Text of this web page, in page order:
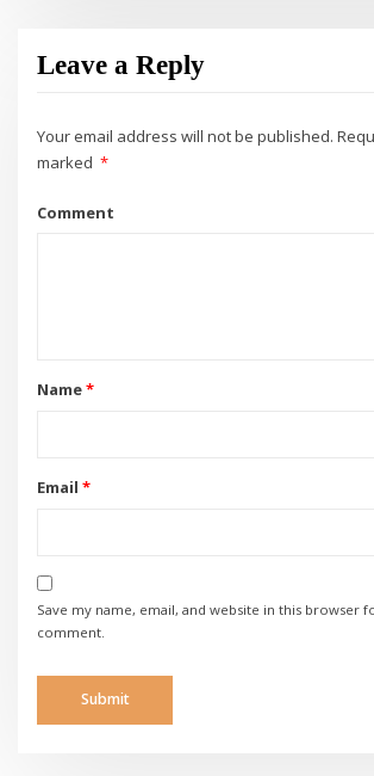
Leave a Reply
Your email address will not be published.
marked *
Comment
Name*
Email *
Save my name, email, and website in this browser
comment.